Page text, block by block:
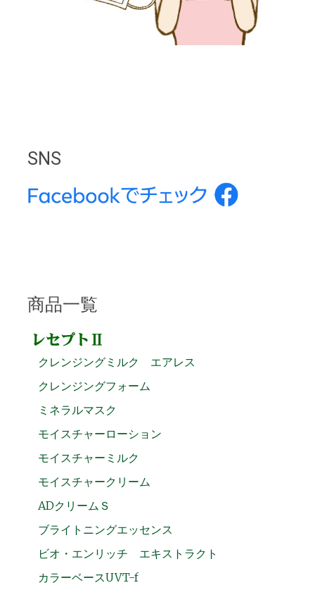
SNS
商品一覧
クレンジングミルク エアレス
クレンジングフォーム
ミネラルマスク
モイスチャーローション
モイスチャーミルク
モイスチャークリーム
ADクリームＳ
ブライトニングエッセンス
ビオ・エンリッチ エキストラクト
カラーベースUVT-f